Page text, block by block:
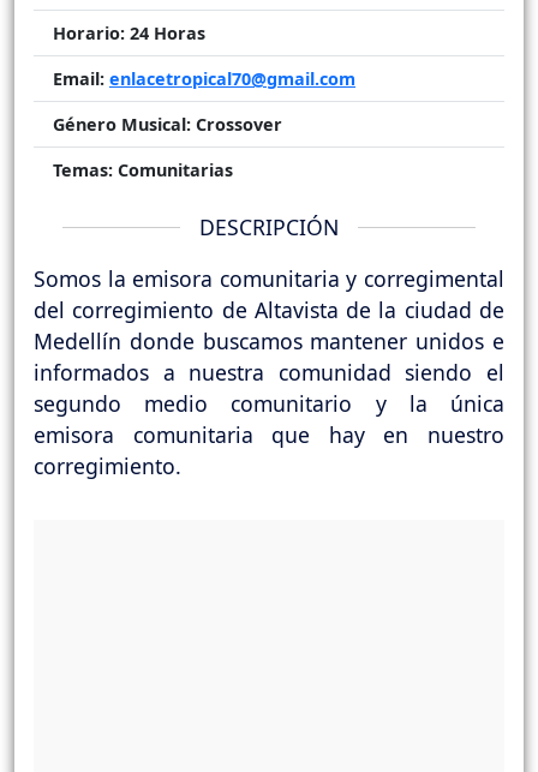
Horario: 24 Horas
Email: enlacetropical70@gmail.com
Género Musical: Crossover
Temas: Comunitarias
DESCRIPCIÓN
Somos la emisora comunitaria y corregimental
del corregimiento de Altavista de la ciudad de
Medellín donde buscamos mantener unidos e
informados a nuestra comunidad siendo el
segundo medio comunitario y la única
emisora comunitaria que hay en nuestro
corregimiento.